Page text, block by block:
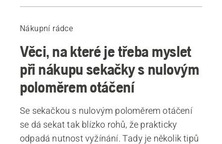
Nákupní rádce
Věci, na které je třeba myslet
při nákupu sekačky s nulovým
poloměrem otáčení
Se sekačkou s nulovým poloměrem otáčení
se dá sekat tak blízko rohů, že prakticky
odpadá nutnost vyžínání. Tady je několik tipů